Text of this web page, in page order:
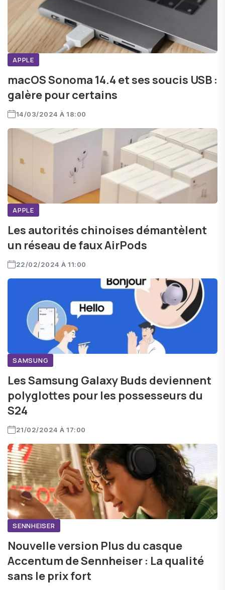
APPLE
macOS Sonoma 14.4 et ses soucis USB :
galère pour certains
14/03/2024 À 18:00
APPLE
Les autorités chinoises démantèlent
un réseau de faux AirPods
22/02/2024 À 11:00
SAMSUNG
Les Samsung Galaxy Buds deviennent
polyglottes pour les possesseurs du
S24
21/02/2024 À 17:00
SENNHEISER
Nouvelle version Plus du casque
Accentum de Sennheiser : La qualité
sans le prix fort